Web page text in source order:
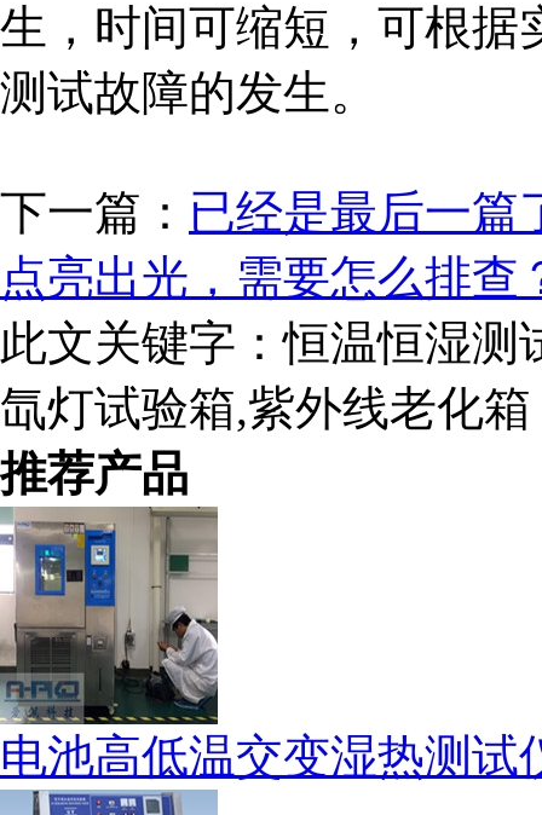
生，时间可缩短，可根据
测试故障的发生。
下一篇： 已经是最后一篇
点亮出光，需要怎么排查
此文关键字：恒温恒湿测
氙灯试验箱,紫外线老化箱
推荐产品
电池高低温交变湿热测试